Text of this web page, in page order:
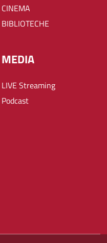
CINEMA
BIBLIOTECHE
MEDIA
LIVE Streaming
Podcast